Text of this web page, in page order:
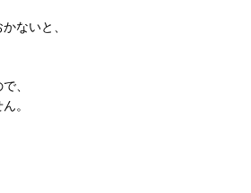
ないと、
、
。